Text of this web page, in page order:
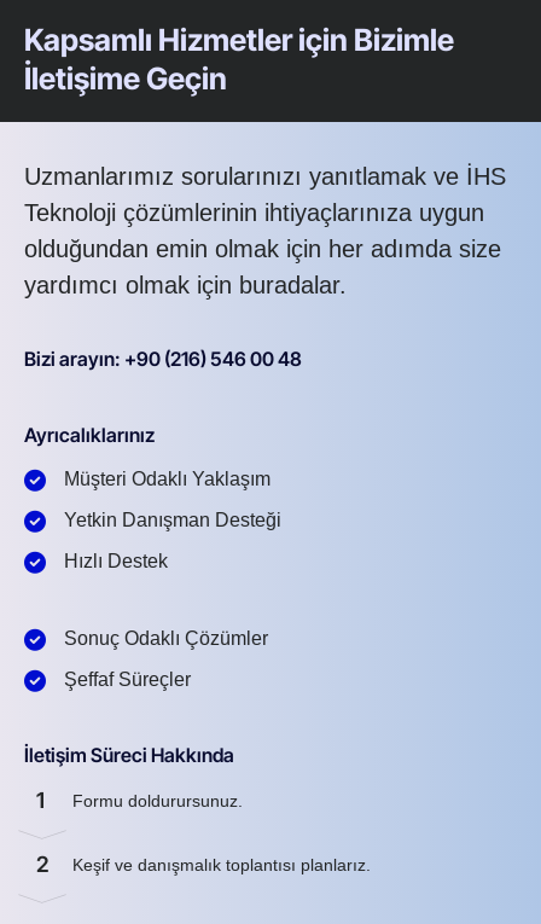
Kapsamlı Hizmetler için Bizimle
İletişime Geçin
Uzmanlarımız sorularınızı yanıtlamak ve İHS
Teknoloji çözümlerinin ihtiyaçlarınıza uygun
olduğundan emin olmak için her adımda size
yardımcı olmak için buradalar.
Bizi arayın: +90 (216) 546 00 48
Ayrıcalıklarınız
Müşteri Odaklı Yaklaşım
Yetkin Danışman Desteği
Hızlı Destek
Sonuç Odaklı Çözümler
Şeffaf Süreçler
İletişim Süreci Hakkında
1 Formu doldurursunuz.
2 Keşif ve danışmalık toplantısı planlarız.